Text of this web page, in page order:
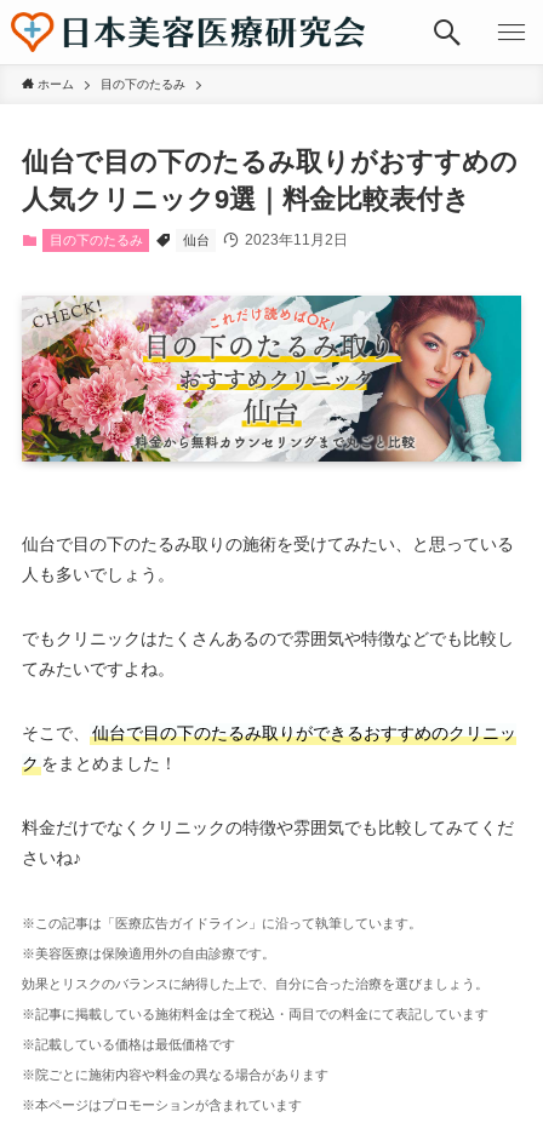
ホーム 目の下のたるみ
仙台で目の下のたるみ取りがおすすめの
人気クリニック9選｜料金比較表付き
目の下のたるみ 仙台 2023年11月2日
仙台で目の下のたるみ取りの施術を受けてみたい、と思っている
人も多いでしょう。
でもクリニックはたくさんあるので雰囲気や特徴などでも比較し
てみたいですよね。
そこで、
仙台で目の下のたるみ取りができるおすすめのクリニッ
クをまとめました！
料金だけでなくクリニックの特徴や雰囲気でも比較してみてくだ
さいね♪
※この記事は「医療広告ガイドライン」に沿って執筆しています。
※美容医療は保険適用外の自由診療です。
効果とリスクのバランスに納得した上で、自分に合った治療を選びましょう。
※記事に掲載している施術料金は全て税込・両目での料金にて表記しています
※記載している価格は最低価格です
※院ごとに施術内容や料金の異なる場合があります
※本ページはプロモーションが含まれています